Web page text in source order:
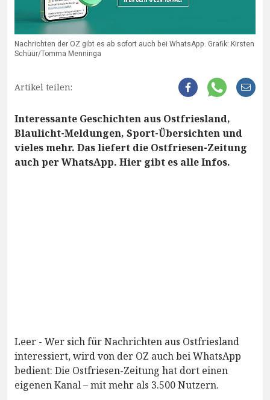
Nachrichten der OZ gibt es ab sofort auch bei WhatsApp. Grafik: Kirsten
Schüür/Tomma Menninga
Artikel teilen:
Interessante Geschichten aus Ostfriesland,
Blaulicht-Meldungen, Sport-Übersichten und
vieles mehr. Das liefert die Ostfriesen-Zeitung
auch per WhatsApp. Hier gibt es alle Infos.
Leer - Wer sich für Nachrichten aus Ostfriesland
interessiert, wird von der OZ auch bei WhatsApp
bedient: Die Ostfriesen-Zeitung hat dort einen
eigenen Kanal – mit mehr als 3.500 Nutzern.